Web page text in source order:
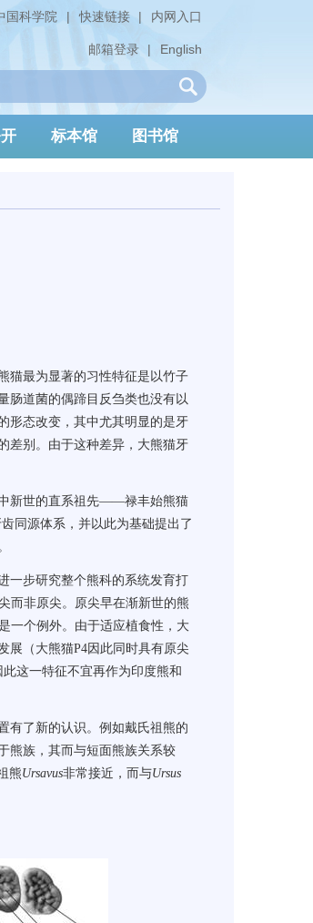
内网入口
|
快速链接
|
国科学院
English
|
邮箱登录
标本馆 图书馆
猫最为显著的习性特征是以竹子
肠道菌的偶蹄目反刍类也没有以
形态改变，其中尤其明显的是牙
差别。由于这种差异，大熊猫牙
新世的直系祖先——禄丰始熊猫
同源体系，并以此为基础提出了
一步研究整个熊科的系统发育打
而非原尖。原尖早在渐新世的熊
一个例外。由于适应植食性，大
展（大熊猫P4因此同时具有原尖
这一特征不宜再作为印度熊和
有了新的认识。例如戴氏祖熊的
熊族，其而与短面熊族关系较
熊Ursavus非常接近，而与Ursus